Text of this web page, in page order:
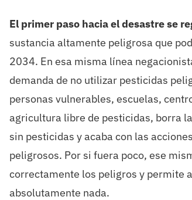
El primer paso hacia el desastre se
sustancia altamente peligrosa que
2034. En esa misma línea
demanda de no utilizar pesticidas
personas vulnerables, escuelas,
agricultura libre de pesticidas, borra
sin pesticidas y acaba con las
peligrosos. Por si fuera poco, ese
correctamente los peligros y permite
absolutamente nada.